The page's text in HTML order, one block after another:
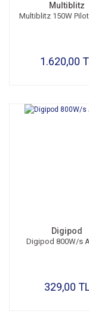
Multiblitz
Multiblitz 150W
1.620,00
Digipod
Digipod 800W/s
329,00